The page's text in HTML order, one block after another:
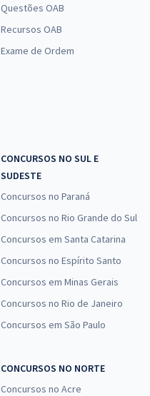
Questões OAB
Recursos OAB
Exame de Ordem
CONCURSOS NO SUL E
SUDESTE
Concursos no Paraná
Concursos no Rio Grande do Sul
Concursos em Santa Catarina
Concursos no Espírito Santo
Concursos em Minas Gerais
Concursos no Rio de Janeiro
Concursos em São Paulo
CONCURSOS NO NORTE
Concursos no Acre